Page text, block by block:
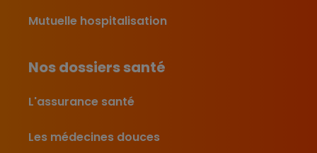
Mutuelle hospitalisation
Nos dossiers santé
L'assurance santé
Les médecines douces